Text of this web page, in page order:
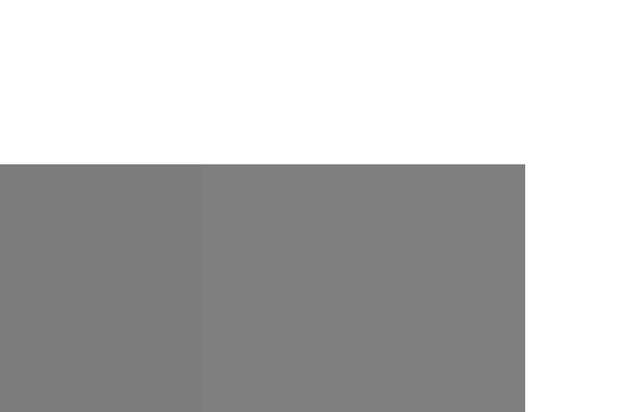
encargamos de enviarte un mensajero para que te